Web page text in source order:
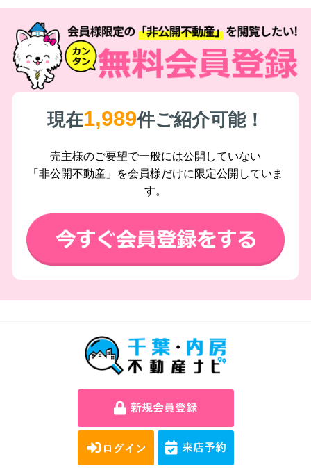
現在1,989件ご紹介可能！
売主様のご要望で一般には公開していない
「非公開不動産」を会員様だけに限定公開していま
す。